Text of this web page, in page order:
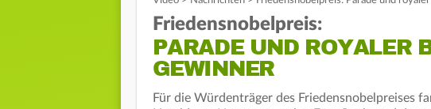
Friedensnobelpreis:
PARADE UND ROYALER
GEWINNER
Für die Würdenträger des Friedensnobelpreises